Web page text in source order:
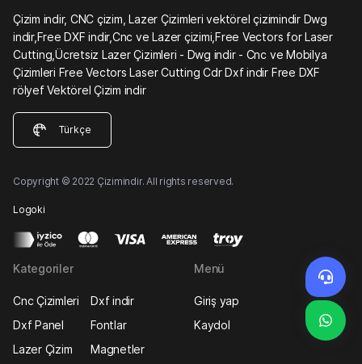
Çizim indir, CNC çizim, Lazer Çizimleri vektörel çizimindir Dwg
indir,Free DXF indir,Cnc ve Lazer çizimi,Free Vectors for Laser
Cutting,Ücretsiz Lazer Çizimleri - Dwg indir - Cnc ve Mobilya
Çizimleri Free Vectors Laser Cutting Cdr Dxf indir Free DXF
rölyef Vektörel Çizim indir
Türkçe
Copyright © 2022 Çizimindir. All rights reserved.
Logoki
Kategoriler
Cnc Çizimleri
Dxf indir
Dxf Panel
Fontlar
Lazer Çizim
Magnetler
Menü
Giriş yap
Kaydol